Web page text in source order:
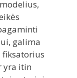
galima
fiksatorius
yra itin